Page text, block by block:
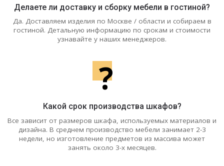
Делаете ли доставку и сборку мебели в гостиной?
Да. Доставляем изделия по Москве / области и собираем в
гостиной. Детальную информацию по срокам и стоимости
узнавайте у наших менеджеров.
?
Какой срок производства шкафов?
Все зависит от размеров шкафа, используемых материалов и
дизайна. В среднем производство мебели занимает 2-3
недели, но изготовление предметов из массива может
занять около 3-х месяцев.